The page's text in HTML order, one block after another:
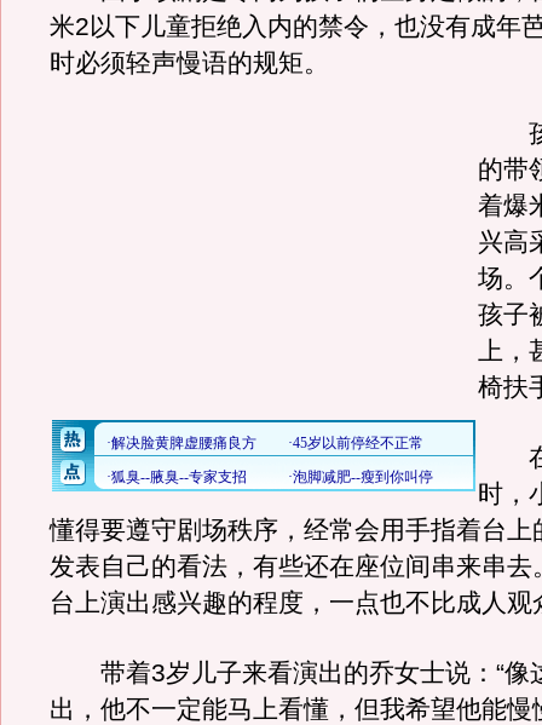
米2以下儿童拒绝入内的禁令，也没有成年
时必须轻声慢语的规矩。
孩
的带
着爆
兴高
场。
孩子
上，
椅扶
在
时，
懂得要遵守剧场秩序，经常会用手指着台上
发表自己的看法，有些还在座位间串来串去
台上演出感兴趣的程度，一点也不比成人观
带着3岁儿子来看演出的乔女士说：“像
出，他不一定能马上看懂，但我希望他能慢